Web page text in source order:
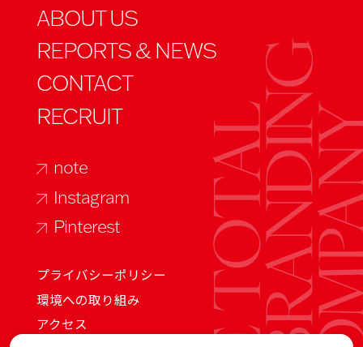
ABOUT US
REPORTS & NEWS
CONTACT
RECRUIT
note
Instagram
Pinterest
プライバシーポリシー
環境への取り組み
アクセス